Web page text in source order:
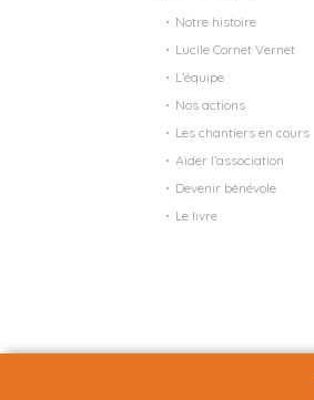
Notre histoire
Lucile Cornet Vernet
L’équipe
Nos actions
Les chantiers en cours
Aider l’association
Devenir bénévole
Le livre